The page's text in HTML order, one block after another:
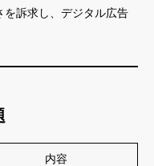
を訴求し、デジタル広告
内容